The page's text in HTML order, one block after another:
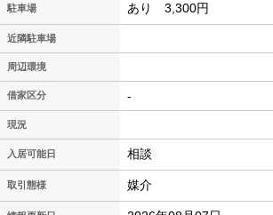
駐車場 あり 3,300円
近隣駐車場
周辺環境
借家区分 -
現況
入居可能日 相談
取引態様 媒介